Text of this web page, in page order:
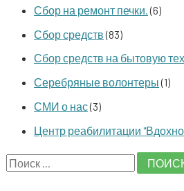
Сбор на ремонт печки. (6)
Сбор средств(83)
Сбор средств на бытовую
Серебряные волонтеры(1)
СМИ о нас(3)
Центр реабилитации
S